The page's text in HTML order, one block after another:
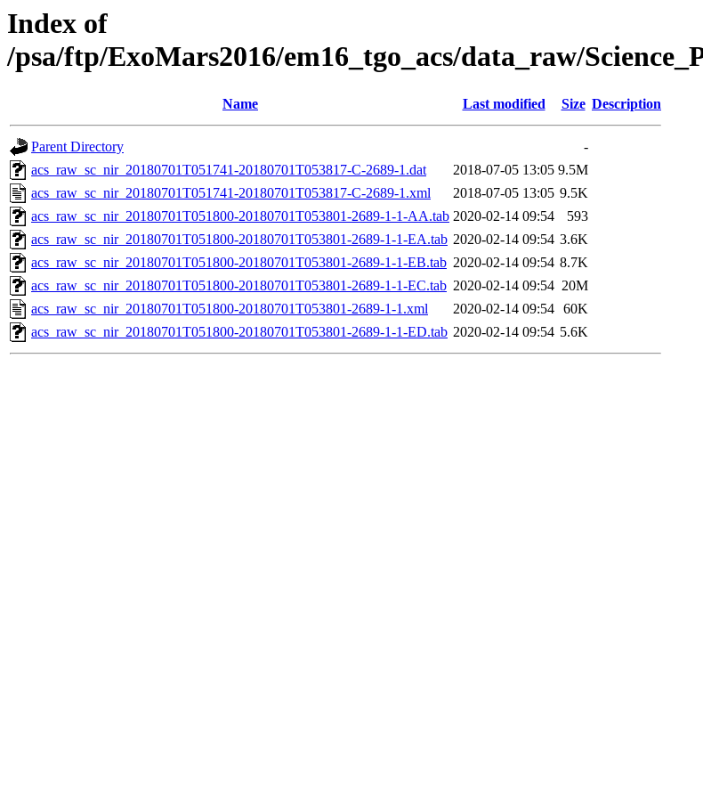
Index of
/psa/ftp/ExoMars2016/em16_tgo_acs/data_raw/
Name Last modified Size Description
Parent Directory
-
acs_raw_sc_nir_20180701T051741-20180701T053817-C-2689-1.dat
2018-07-05 13:05 9.5M
acs_raw_sc_nir_20180701T051741-20180701T053817-C-2689-1.xml
2018-07-05 13:05 9.5K
acs_raw_sc_nir_20180701T051800-20180701T053801-2689-1-1-AA.tab 2020-02-14 09:54
593
acs_raw_sc_nir_20180701T051800-20180701T053801-2689-1-1-EA.tab 2020-02-14 09:54 3.6K
acs_raw_sc_nir_20180701T051800-20180701T053801-2689-1-1-EB.tab 2020-02-14 09:54 8.7K
acs_raw_sc_nir_20180701T051800-20180701T053801-2689-1-1-EC.tab 2020-02-14 09:54 20M
acs_raw_sc_nir_20180701T051800-20180701T053801-2689-1-1.xml
2020-02-14 09:54 60K
acs_raw_sc_nir_20180701T051800-20180701T053801-2689-1-1-ED.tab 2020-02-14 09:54 5.6K